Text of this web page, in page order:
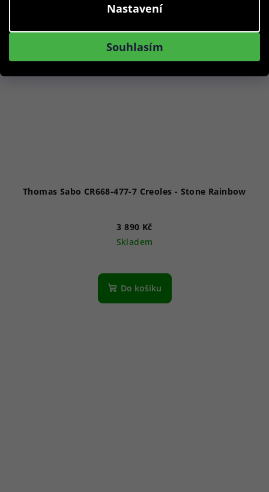
Nastavení
Souhlasím
Thomas Sabo CR668-477-7 Creoles - Stone Rainbow
3 890 Kč
Skladem
Do košíku